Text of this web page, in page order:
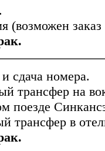
(возможен
сдача номера.
трансфер на
поезде
трансфер в